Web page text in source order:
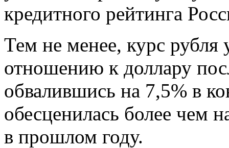
кредитного рейтинга
Тем не менее, курс
отношению к доллару
обвалившись на 7,5% в
обесценилась более чем
в прошлом году.